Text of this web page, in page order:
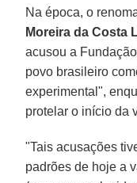
Na época, o
Moreira da Costa
acusou a
povo brasileiro
experimental",
protelar o início da
"Tais acusações
padrões de hoje a